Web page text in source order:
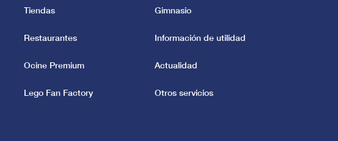
Tiendas
Restaurantes
Ocine Premium
Lego Fan Factory
Gimnasio
Información de utilidad
Actualidad
Otros servicios